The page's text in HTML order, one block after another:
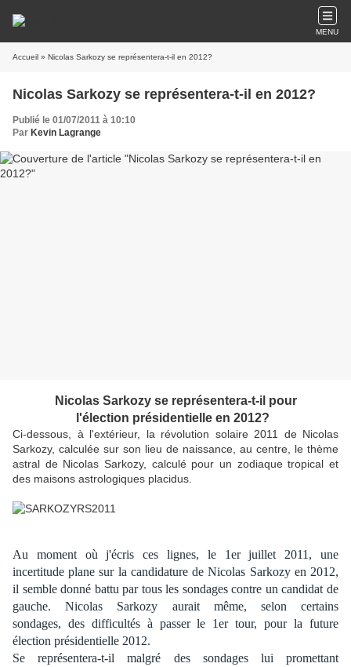
MENU
Accueil » Nicolas Sarkozy se représentera-t-il en 2012?
Nicolas Sarkozy se représentera-t-il en 2012?
Publié le 01/07/2011 à 10:10
Par Kevin Lagrange
Nicolas Sarkozy se représentera-t-il pour
l'élection présidentielle en 2012?
Ci-dessous, à l'extérieur, la révolution solaire 2011 de Nicolas
Sarkozy, calculée sur son lieu de naissance, au centre, le thème
astral de Nicolas Sarkozy, calculé pour un zodiaque tropical et
des maisons astrologiques placidus.
Au moment où j'écris ces lignes, le 1er juillet 2011, une
incertitude plane sur la candidature de Nicolas Sarkozy en 2012,
il semble donné battu par tous les sondages contre un candidat de
gauche. Nicolas Sarkozy aurait même, selon certains
sondages, des difficultés à passer le 1er tour, pour la future
élection présidentielle 2012.
Se représentera-t-il malgré des sondages lui promettant